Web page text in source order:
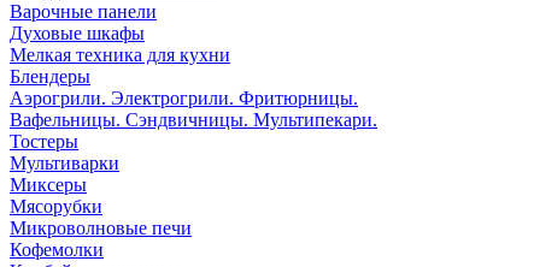
Варочные панели
Духовые шкафы
Мелкая техника для кухни
Блендеры
Аэрогрили. Электрогрили. Фритюрницы.
Вафельницы. Сэндвичницы. Мультипекари.
Тостеры
Мультиварки
Миксеры
Мясорубки
Микроволновые печи
Кофемолки